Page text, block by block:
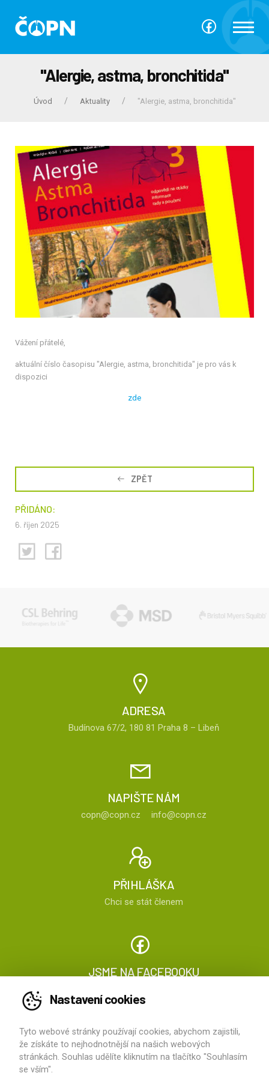
Nastavení cookies
Tyto webové stránky používají cookies, abychom zajistili,
že získáte to nejhodnotnější na našich webových
stránkách. Souhlas udělíte kliknutím na tlačítko "Souhlasím
se vším".
"Alergie, astma, bronchitida"
Úvod Aktuality "Alergie, astma, bronchitida"
Vážení přátelé,
aktuální číslo časopisu "Alergie, astma, bronchitida" je pro vás k
dispozici
zde
ZPĚT
PŘIDÁNO:
6. říjen 2025
ADRESA
Budínova 67/2, 180 81 Praha 8 – Libeň
NAPIŠTE NÁM
copn@copn.cz info@copn.cz
PŘIHLÁŠKA
Chci se stát členem
JSME NA FACEBOOKU
2026 ©ČOPN, všechna práva vyhrazena
vytvořilo HS Computers